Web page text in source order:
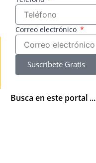
Correo electrónico
Suscríbete Gratis
Busca en este portal ...